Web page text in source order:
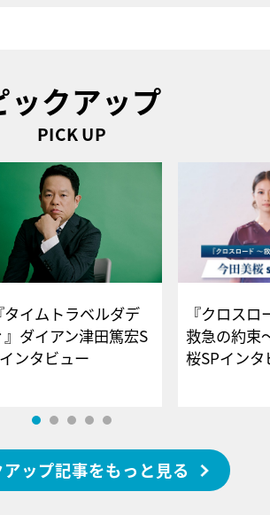
ックアップ
PICK UP
タイムトラベルダデ
』ダイアン津田篤宏S
インタビュー
『クロス
救急の約束
桜SPイ
アップ記事をもっと見る